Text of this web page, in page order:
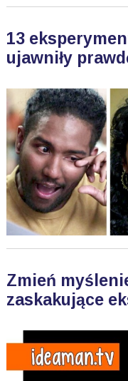
13
ujawniły
Zmień
zaskakujące